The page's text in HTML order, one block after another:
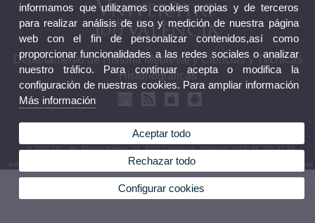
Departamento de Historia Medieval y Ciencias y Técnicas
Historiográficas
© 2026 UV. - Av. Blasco Ibáñez, 28. 46010 Valencia. Teléfono: (+34) 96 386 42 44
Aviso legal Política privacidad|Cookies| Bústia Departament
informamos que utilizamos cookies propias y de terceros
para realizar análisis de uso y medición de nuestra página
web con el fin de personalizar contenidos,así como
proporcionar funcionalidades a las redes sociales o analizar
nuestro tráfico. Para continuar acepta o modifica la
configuración de nuestras cookies. Para ampliar información
Más información
Aceptar todo
Rechazar todo
Configurar cookies